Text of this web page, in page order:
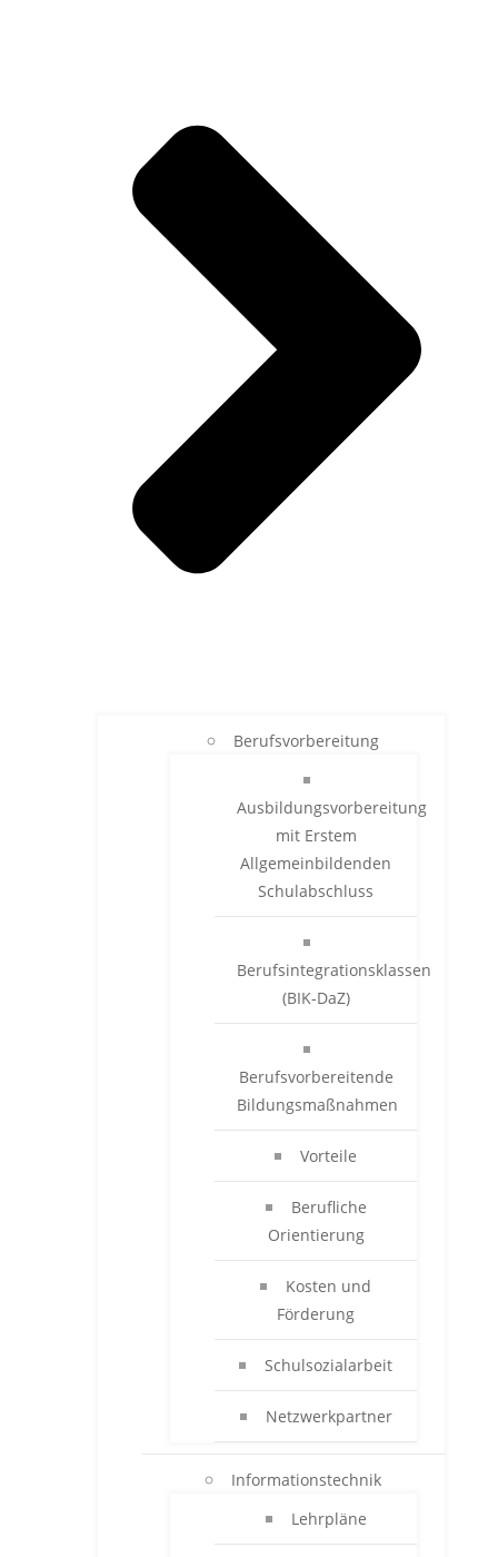
Berufsvorbereitung
Ausbildungsvorbereitung
mit Erstem
Allgemeinbildenden
Schulabschluss
Berufsintegrationsklassen
(BIK-DaZ)
Berufsvorbereitende
Bildungsmaßnahmen
Vorteile
Berufliche
Orientierung
Kosten und
Förderung
Schulsozialarbeit
Netzwerkpartner
Informationstechnik
Lehrpläne